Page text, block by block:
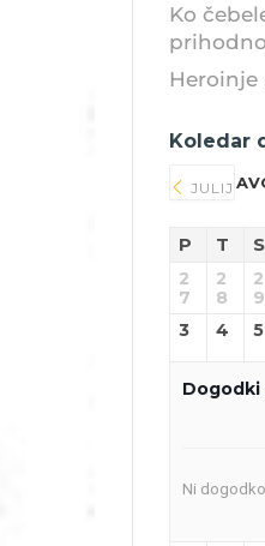
Ko
Heroinje
Koledar
JULIJ
P T S
2
7
2
8
2
9
3 4 5
Dogodki
Ni